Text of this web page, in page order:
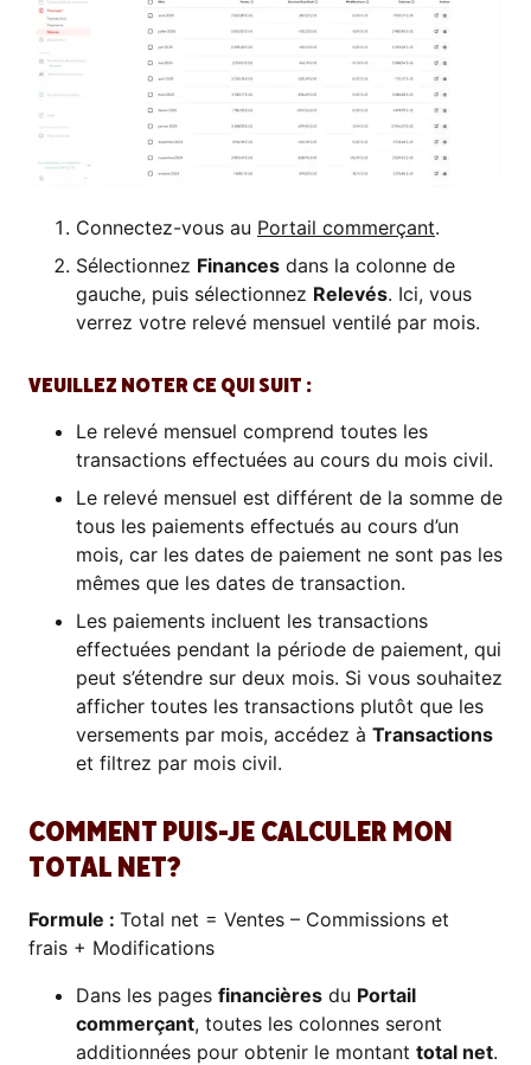
Connectez-vous au Portail commerçant.
Sélectionnez Finances dans la colonne de
gauche, puis sélectionnez Relevés. Ici, vous
verrez votre relevé mensuel ventilé par mois.
VEUILLEZ NOTER CE QUI SUIT :
Le relevé mensuel comprend toutes les
transactions effectuées au cours du mois civil.
Le relevé mensuel est différent de la somme de
tous les paiements effectués au cours d’un
mois, car les dates de paiement ne sont pas les
mêmes que les dates de transaction.
Les paiements incluent les transactions
effectuées pendant la période de paiement, qui
peut s’étendre sur deux mois. Si vous souhaitez
afficher toutes les transactions plutôt que les
versements par mois, accédez à Transactions
et filtrez par mois civil.
COMMENT PUIS-JE CALCULER MON
TOTAL NET?
Formule : Total net = Ventes – Commissions et
frais + Modifications
Dans les pages financières du Portail
commerçant, toutes les colonnes seront
additionnées pour obtenir le montant total net.